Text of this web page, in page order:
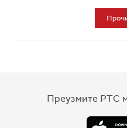
Преузмите РТС